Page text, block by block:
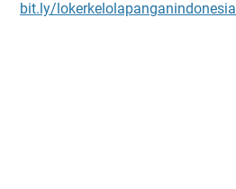
bit.ly/lokerkelolapanganindonesia